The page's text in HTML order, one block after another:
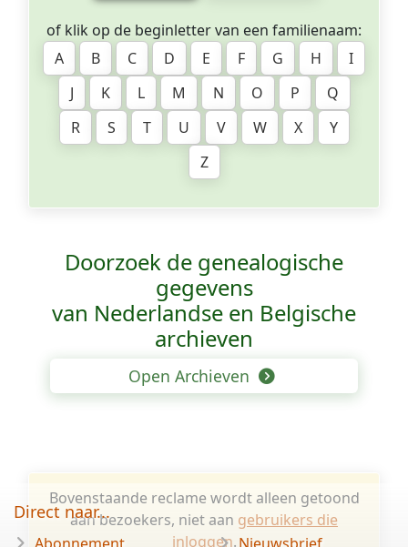
of klik op de beginletter van een familienaam:
A
B C D E F G H
I
J
K L M N O P
Q
R
S T U V W X
Y
Z
Doorzoek de genealogische
gegevens
van Nederlandse en Belgische
archieven
Open Archieven
Bovenstaande reclame wordt alleen getoond
aan bezoekers, niet aan gebruikers die
inloggen.
Direct naar...